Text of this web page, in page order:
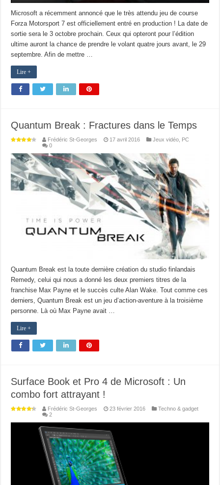
Microsoft a récemment annoncé que le très attendu jeu de course
Forza Motorsport 7 est officiellement entré en production ! La date de
sortie sera le 3 octobre prochain. Ceux qui opteront pour l’édition
ultime auront la chance de prendre le volant quatre jours avant, le 29
septembre. Afin de mettre …
Lire +
Quantum Break : Fractures dans le Temps
Frédéric St-Georges 17 avril 2016 Jeux vidéo, PC
0
Quantum Break est la toute dernière création du studio finlandais
Remedy, celui qui nous a donné les deux premiers titres de la
franchise Max Payne et le succès culte Alan Wake. Tout comme ces
derniers, Quantum Break est un jeu d’action-aventure à la troisième
personne. Là où Max Payne avait …
Lire +
Surface Book et Pro 4 de Microsoft : Un
combo fort attrayant !
Frédéric St-Georges 23 février 2016
Techno & gadget
2